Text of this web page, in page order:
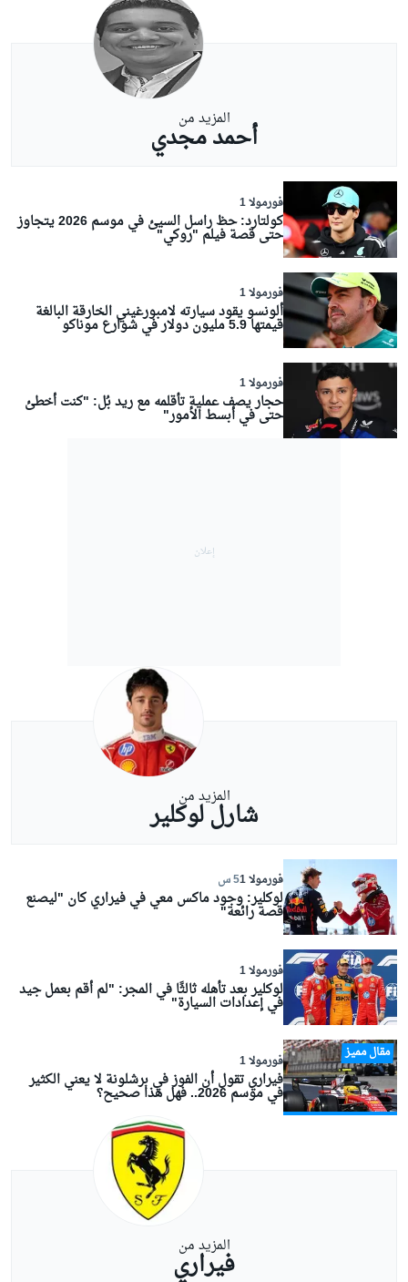
المزيد من
أحمد مجدي
فورمولا 1
كولتارد: حظ راسل السيئ في موسم 2026 يتجاوز
حتى قصة فيلم "روكي"
فورمولا 1
ألونسو يقود سيارته لامبورغيني الخارقة البالغة
قيمتها 5.9 مليون دولار في شوارع موناكو
فورمولا 1
حجار يصف عملية تأقلمه مع ريد بُل: "كنت أخطئ
حتى في أبسط الأمور"
المزيد من
شارل لوكلير
فورمولا 1 5 س
لوكلير: وجود ماكس معي في فيراري كان "ليصنع
قصة رائعة"
فورمولا 1
لوكلير بعد تأهله ثالثًا في المجر: "لم أقم بعمل جيد
في إعدادات السيارة"
مقال مميز فورمولا 1
فيراري تقول أن الفوز في برشلونة لا يعني الكثير
في موسم 2026.. فهل هذا صحيح؟
المزيد من
فيراري